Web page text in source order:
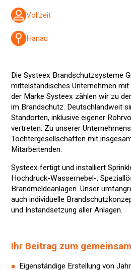
Vollzeit
Hanau
Die Systeex Brandschutzsysteme
mittelständisches Unternehmen
der Marke Systeex zählen wir zu
im Brandschutz. Deutschlandweit
Standorten, inklusive eigener
vertreten. Zu unserer
Tochtergesellschaften mit
Mitarbeitenden.
Systeex fertigt und installiert
Hochdruck-Wassernebel-,
Brandmeldeanlagen. Unser
auch individuelle
und Instandsetzung aller Anlagen.
Ihr Beitrag zum
Eigenständige Erstellung von